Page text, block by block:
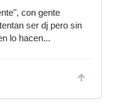
con gente
ser dj pero sin
lo hacen...